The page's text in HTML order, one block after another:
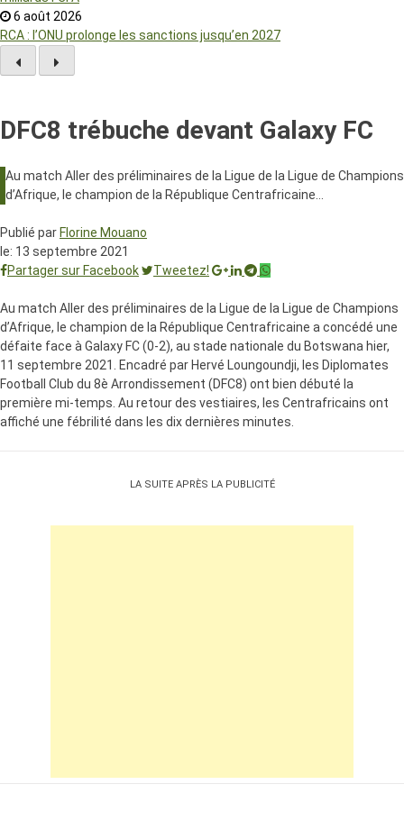
6 août 2026
RCA : l’ONU prolonge les sanctions jusqu’en 2027
DFC8 trébuche devant Galaxy FC
Au match Aller des préliminaires de la Ligue de la Ligue de Champions
d’Afrique, le champion de la République Centrafricaine…
Publié parFlorine Mouano
le: 13 septembre 2021
Partager sur Facebook
Tweetez!
Au match Aller des préliminaires de la Ligue de la Ligue de Champions
d’Afrique, le champion de la République Centrafricaine a concédé une
défaite face à Galaxy FC (0-2), au stade nationale du Botswana hier,
11 septembre 2021. Encadré par Hervé Loungoundji, les Diplomates
Football Club du 8è Arrondissement (DFC8) ont bien débuté la
première mi-temps. Au retour des vestiaires, les Centrafricains ont
affiché une fébrilité dans les dix dernières minutes.
LA SUITE APRÈS LA PUBLICITÉ